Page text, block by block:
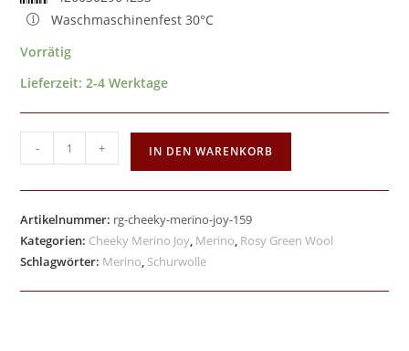
Waschmaschinenfest 30°C
Vorrätig
Lieferzeit:2-4 Werktage
- + IN DEN WARENKORB
Artikelnummer: rg-cheeky-merino-joy-159
Kategorien: Cheeky Merino Joy, Merino, Rosy Green Wool
Schlagwörter: Merino, Schurwolle